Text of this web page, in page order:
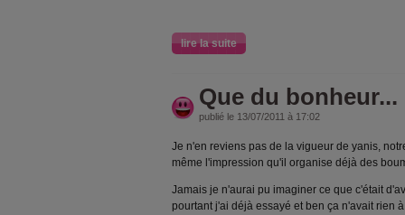
lire la suite
Que du bonheur...
publié le 13/07/2011 à 17:02
Je n'en reviens pas de la vigueur de yanis,
même l'impression qu'il organise déjà des
Jamais je n'aurai pu imaginer ce que c'était
pourtant j'ai déjà essayé et ben ça n'avait rien